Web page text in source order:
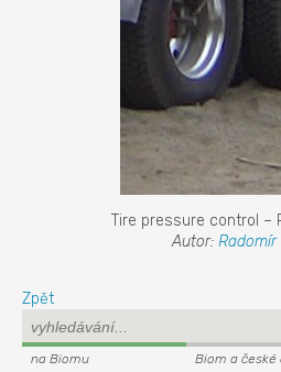
Tire pressure control –
Autor: Radomír
Zpět
na Biomu Biom a české